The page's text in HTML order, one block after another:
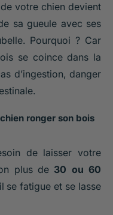
votre chien devient
sa gueule avec ses
Pourquoi ? Car
se coince dans la
d’ingestion, danger
ronger son bois
de laisser votre
plus de 30 ou 60
se fatigue et se lasse